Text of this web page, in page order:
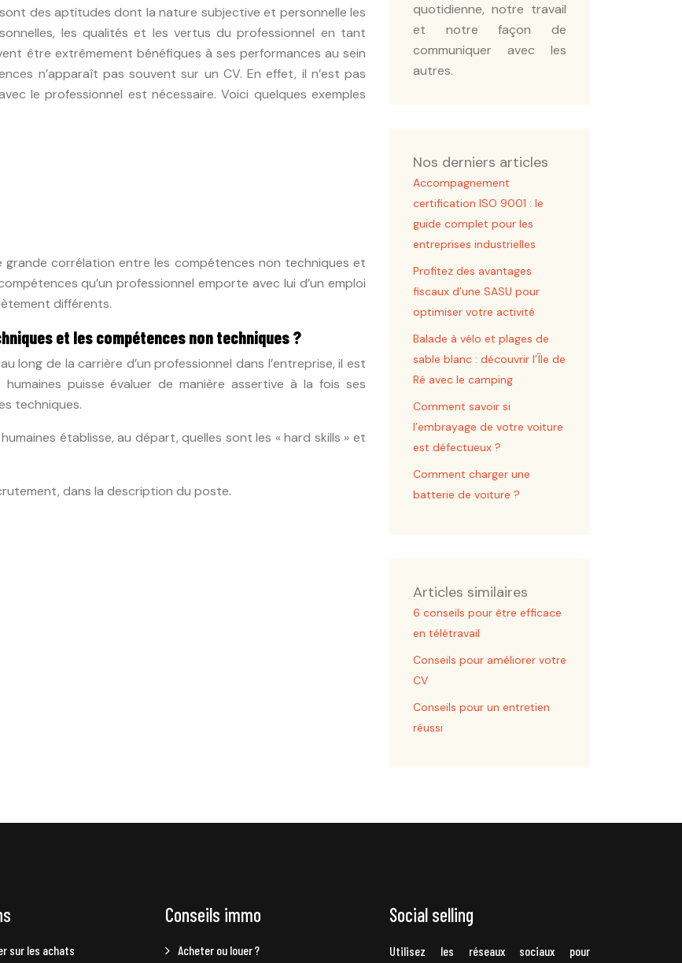
des aptitudes dont la nature subjective et personnelle les
les qualités et les vertus du professionnel en tant
être extrêmement bénéfiques à ses performances au sein
n’apparaît pas souvent sur un CV. En effet, il n’est pas
le professionnel est nécessaire. Voici quelques exemples
grande corrélation entre les compétences non techniques et
qu’un professionnel emporte avec lui d’un emploi
différents.
et les compétences non techniques ?
de la carrière d’un professionnel dans l’entreprise, il est
puisse évaluer de manière assertive à la fois ses
techniques.
établisse, au départ, quelles sont les « hard skills » et
dans la description du poste.
quotidienne, notre travail
et notre façon de
communiquer avec les
autres.
Nos derniers articles
Accompagnement
certification ISO 9001 : le
guide complet pour les
entreprises industrielles
Profitez des avantages
fiscaux d’une SASU pour
optimiser votre activité
Balade à vélo et plages de
sable blanc : découvrir l’Île de
Ré avec le camping
Comment savoir si
l’embrayage de votre voiture
est défectueux ?
Comment charger une
batterie de voiture ?
Articles similaires
6 conseils pour être efficace
en télétravail
Conseils pour améliorer votre
CV
Conseils pour un entretien
réussi
sur les achats
Conseils immo
Acheter ou louer ?
Social selling
Utilisez les réseaux sociaux pour